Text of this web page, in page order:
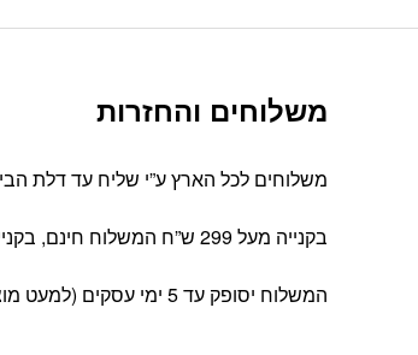
משלוחים והחזרות
משלוחים לכל הארץ ע”י שליח עד דלת
בקנייה מעל 299 ש”ח המשלוח חינם, בקנייה מתחת לסכום זה עלות המשלוח הינה 39 ש”ח
המשלוח יסופק עד 5 ימי עסקים (למעט מוצרים שם צוין אחרת).